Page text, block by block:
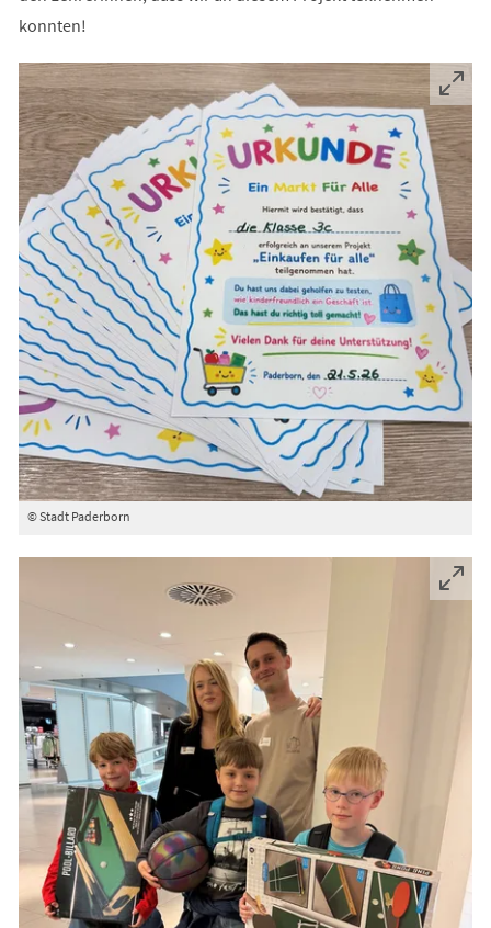
konnten!
© Stadt Paderborn